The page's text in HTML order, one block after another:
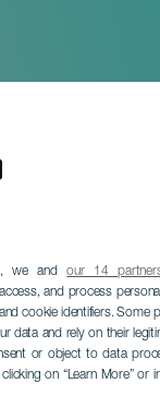
we andour 14
and process
cookie identifiers. Some
data and rely on their
or object to data
on “Learn More” or